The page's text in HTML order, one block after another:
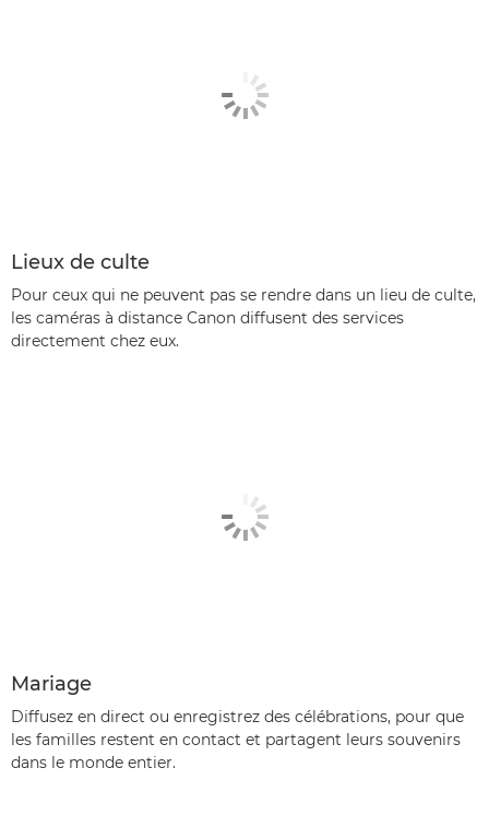
Lieux de culte
Pour ceux qui ne peuvent pas se rendre dans un lieu de culte,
les caméras à distance Canon diffusent des services
directement chez eux.
Mariage
Diffusez en direct ou enregistrez des célébrations, pour que
les familles restent en contact et partagent leurs souvenirs
dans le monde entier.